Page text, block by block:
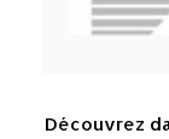
Découvrez